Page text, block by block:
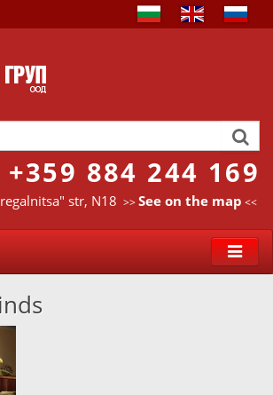
+359 884 244 169
str, N18 >>See on the map <<